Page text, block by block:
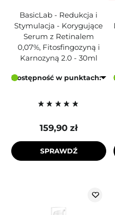
BasicLab - Redukcja i
Stymulacja - Korygujące
Serum z Retinalem
0,07%, Fitosfingozyną i
Karnozyną 2.0 - 30ml
Dostępność w punktach:
159,90 zł
SPRAWDŹ